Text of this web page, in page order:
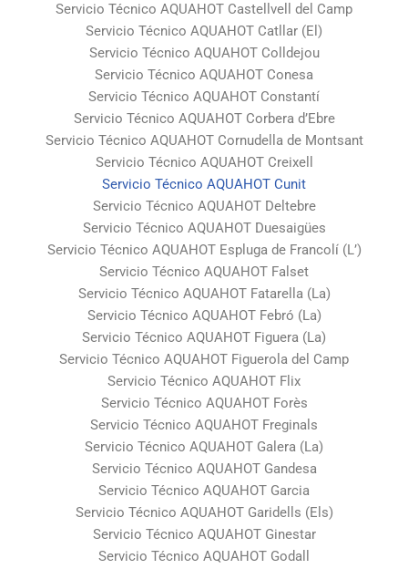
Servicio Técnico AQUAHOT Castellvell del Camp
Servicio Técnico AQUAHOT Catllar (El)
Servicio Técnico AQUAHOT Colldejou
Servicio Técnico AQUAHOT Conesa
Servicio Técnico AQUAHOT Constantí
Servicio Técnico AQUAHOT Corbera d’Ebre
Servicio Técnico AQUAHOT Cornudella de Montsant
Servicio Técnico AQUAHOT Creixell
Servicio Técnico AQUAHOT Cunit
Servicio Técnico AQUAHOT Deltebre
Servicio Técnico AQUAHOT Duesaigües
Servicio Técnico AQUAHOT Espluga de Francolí (L’)
Servicio Técnico AQUAHOT Falset
Servicio Técnico AQUAHOT Fatarella (La)
Servicio Técnico AQUAHOT Febró (La)
Servicio Técnico AQUAHOT Figuera (La)
Servicio Técnico AQUAHOT Figuerola del Camp
Servicio Técnico AQUAHOT Flix
Servicio Técnico AQUAHOT Forès
Servicio Técnico AQUAHOT Freginals
Servicio Técnico AQUAHOT Galera (La)
Servicio Técnico AQUAHOT Gandesa
Servicio Técnico AQUAHOT Garcia
Servicio Técnico AQUAHOT Garidells (Els)
Servicio Técnico AQUAHOT Ginestar
Servicio Técnico AQUAHOT Godall